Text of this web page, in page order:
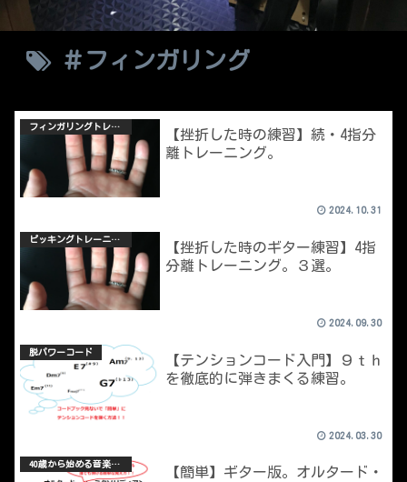
＃フィンガリング
フィンガリングトレーニング
【挫折した時の練習】続・4指分
離トレーニング。
2024.10.31
ピッキングトレーニング
【挫折した時のギター練習】4指
分離トレーニング。３選。
2024.09.30
脱パワーコード
【テンションコード入門】９ｔｈ
を徹底的に弾きまくる練習。
2024.03.30
40歳から始める音楽理論
【簡単】ギター版。オルタード・